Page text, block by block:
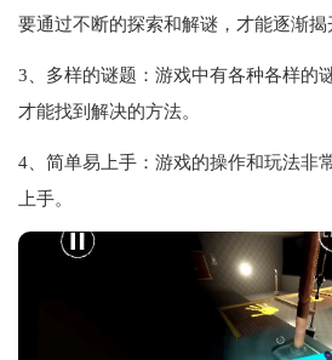
要通过不断的探索和解谜，才能逐渐揭
3、多样的谜题：游戏中有各种各样的
才能找到解决的方法。
4、简单易上手：游戏的操作和玩法非
上手。